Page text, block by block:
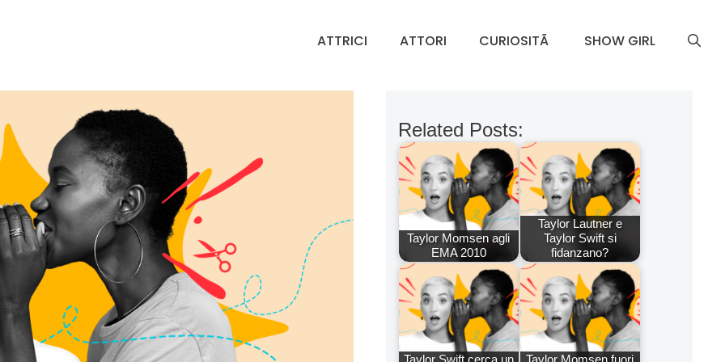
ATTRICI ATTORI CURIOSITÃ SHOW GIRL
Related Posts:
Taylor Momsen agli
EMA 2010
Taylor Lautner e
Taylor Swift si
fidanzano?